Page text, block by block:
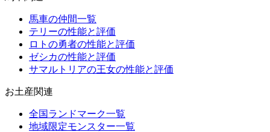
馬車の仲間一覧
テリーの性能と評価
ロトの勇者の性能と評価
ゼシカの性能と評価
サマルトリアの王女の性能と評価
お土産関連
全国ランドマーク一覧
地域限定モンスター一覧